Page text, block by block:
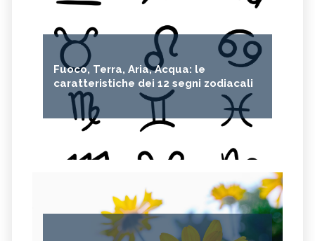
Fuoco, Terra, Aria, Acqua: le
caratteristiche dei 12 segni zodiacali